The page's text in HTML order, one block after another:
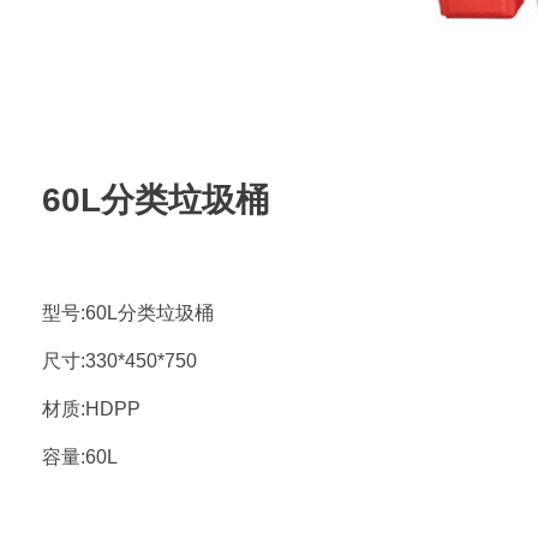
60L分类垃圾桶
型号:60L分类垃圾桶
尺寸:330*450*750
材质:HDPP
容量:60L